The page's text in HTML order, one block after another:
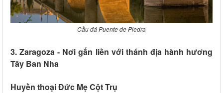
Cầu đá Puente de Piedra
3. Zaragoza - Nơi gắn liền với thánh địa hành hương
Tây Ban Nha
Huyền thoại Đức Mẹ Cột Trụ